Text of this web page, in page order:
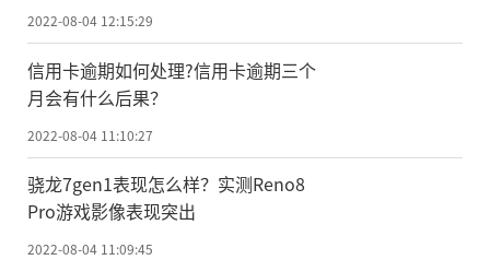
2022-08-04 12:15:29
信用卡逾期如何处理?信用卡逾期三个
月会有什么后果？
2022-08-04 11:10:27
骁龙7gen1表现怎么样？实测Reno8
Pro游戏影像表现突出
2022-08-04 11:09:45